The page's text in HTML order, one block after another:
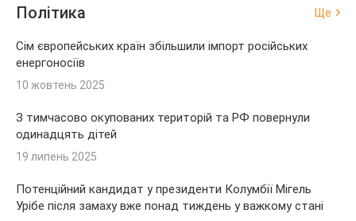
Політика Ще
Сім європейських країн збільшили імпорт російських
енергоносіїв
10 жовтень 2025
З тимчасово окупованих територій та РФ повернули
одинадцять дітей
19 липень 2025
Потенційний кандидат у президенти Колумбії Мігель
Урібе після замаху вже понад тиждень у важкому стані